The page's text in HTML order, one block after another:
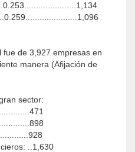
fue de 3,927 empresas en
manera (Afijación de
sector:
..1,630